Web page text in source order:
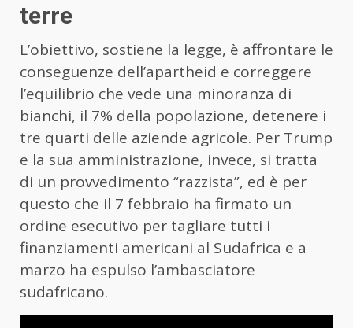
terre
L’obiettivo, sostiene la legge, è affrontare le
conseguenze dell’apartheid e correggere
l’equilibrio che vede una minoranza di
bianchi, il 7% della popolazione, detenere i
tre quarti delle aziende agricole. Per Trump
e la sua amministrazione, invece, si tratta
di un provvedimento “razzista”, ed è per
questo che il 7 febbraio ha firmato un
ordine esecutivo per tagliare tutti i
finanziamenti americani al Sudafrica e a
marzo ha espulso l’ambasciatore
sudafricano.